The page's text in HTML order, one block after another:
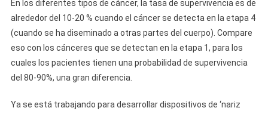
En los diferentes tipos de cáncer, la tasa de supervivencia es de
alrededor del 10-20 % cuando el cáncer se detecta en la etapa 4
(cuando se ha diseminado a otras partes del cuerpo). Compare
eso con los cánceres que se detectan en la etapa 1, para los
cuales los pacientes tienen una probabilidad de supervivencia
del 80-90%, una gran diferencia.
Ya se está trabajando para desarrollar dispositivos de ‘nariz